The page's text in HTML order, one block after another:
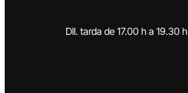
Dll. tarda de 17.00 h a 19.30 h